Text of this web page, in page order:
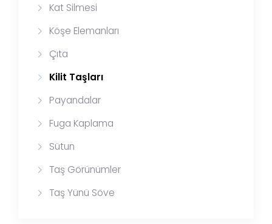
Kat Silmesi
Köşe Elemanları
Çıta
Kilit Taşları
Payandalar
Fuga Kaplama
Sütun
Taş Görünümler
Taş Yünü Söve